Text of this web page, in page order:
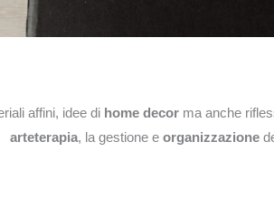
affini, idee di home decor ma anche
arteterapia, la gestione e organizzazione